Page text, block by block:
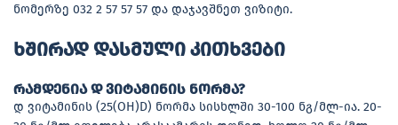
ნომერზე 032 2 57 57 57 და დაჯავშნეთ ვიზიტი.
ხშირად დასმული კითხვები
რამდენია დ ვიტამინის ნორმა?
დ ვიტამინის (25(OH)D) ნორმა სისხლში 30-100 ნგ/მლ-ია. 20-